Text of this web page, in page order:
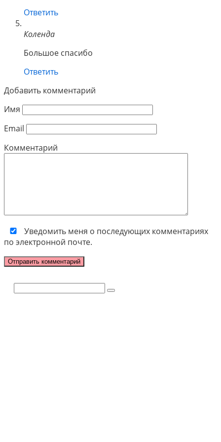
Ответить
Коленда
Большое спасибо
Ответить
Добавить комментарий
Имя
Email
Комментарий
Уведомить меня о последующих комментариях
по электронной почте.
Поиск: